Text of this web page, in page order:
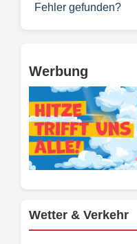
Fehler gefunden?
Werbung
Wetter & Verkehr